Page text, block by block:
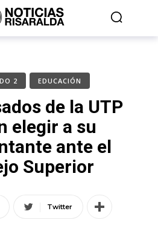
2 EDUCACIÓN
de la UTP
elegir a su
ante el
Superior
Twitter